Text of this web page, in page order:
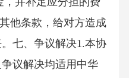
他条款，给对方造成
七、争议解决1.本协
议解决均适用中华